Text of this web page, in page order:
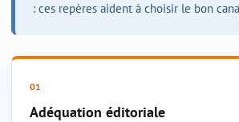
: ces repères aident à choisir le bon
Adéquation éditoriale